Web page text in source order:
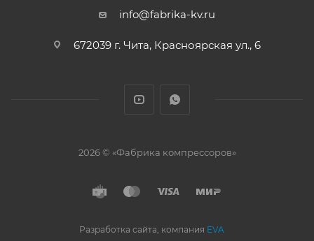
info@fabrika-kv.ru
672039 г. Чита, Красноярская ул., 6
2026 © «Фабрика компрессоров»
Разработка сайта, компания EVA